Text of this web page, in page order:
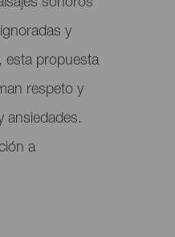
y
esta propuesta
respeto y
ansiedades.
a